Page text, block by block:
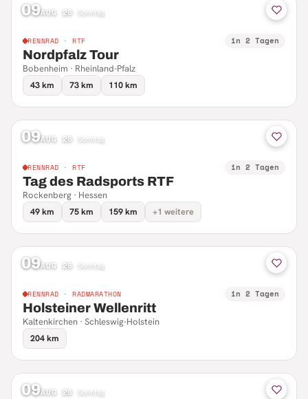
09AUG 26 Sonntag
RENNRAD · RTF in 2 Tagen
Nordpfalz Tour
Bobenheim · Rheinland-Pfalz
43 km
73 km 110 km
09AUG 26 Sonntag
RENNRAD · RTF in 2 Tagen
Tag des Radsports RTF
Rockenberg · Hessen
49 km
75 km 159 km +1 weitere
09AUG 26 Sonntag
RENNRAD · RADMARATHON in 2 Tagen
Holsteiner Wellenritt
Kaltenkirchen · Schleswig-Holstein
204 km
09AUG 26 Sonntag